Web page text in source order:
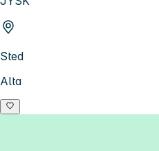
Sted
Alta